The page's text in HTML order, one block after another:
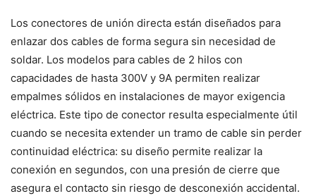
Los conectores de unión directa están diseñados para
enlazar dos cables de forma segura sin necesidad de
soldar. Los modelos para cables de 2 hilos con
capacidades de hasta 300V y 9A permiten realizar
empalmes sólidos en instalaciones de mayor exigencia
eléctrica. Este tipo de conector resulta especialmente útil
cuando se necesita extender un tramo de cable sin perder
continuidad eléctrica: su diseño permite realizar la
conexión en segundos, con una presión de cierre que
asegura el contacto sin riesgo de desconexión accidental.